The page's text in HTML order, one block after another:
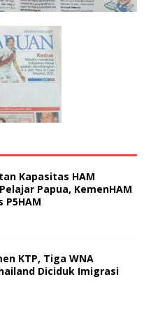
Kapasitas HAM
Papua, KemenHAM
P5HAM
KTP, Tiga WNA
Diciduk Imigrasi